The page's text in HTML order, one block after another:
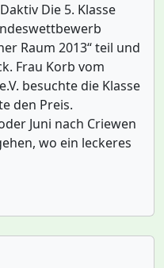
Die 5. Klasse
Raum 2013“ teil und
Frau Korb vom
besuchte die Klasse
den Preis.
Juni nach Criewen
wo ein leckeres